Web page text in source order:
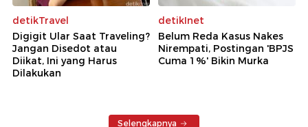
detikTravel
Digigit Ular Saat Traveling?
Jangan Disedot atau
Diikat, Ini yang Harus
Dilakukan
detikInet
Belum Reda Kasus Nakes
Nirempati, Postingan 'BPJS
Cuma 1%' Bikin Murka
Selengkapnya